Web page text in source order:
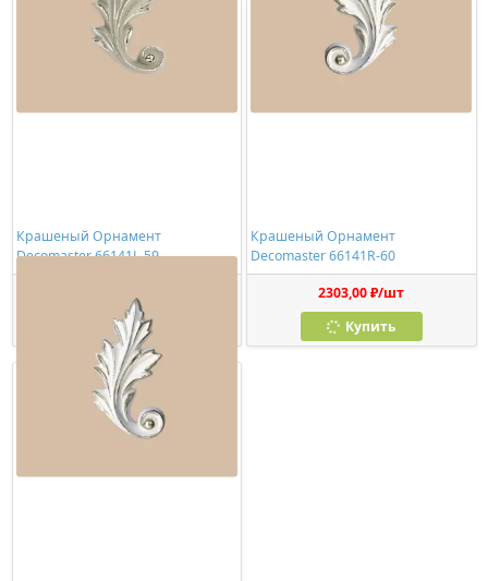
Крашеный Орнамент
Decomaster 66141L-59
Купить
Крашеный Орнамент
Decomaster 66141R-60
2303,00 ₽/шт
Купить